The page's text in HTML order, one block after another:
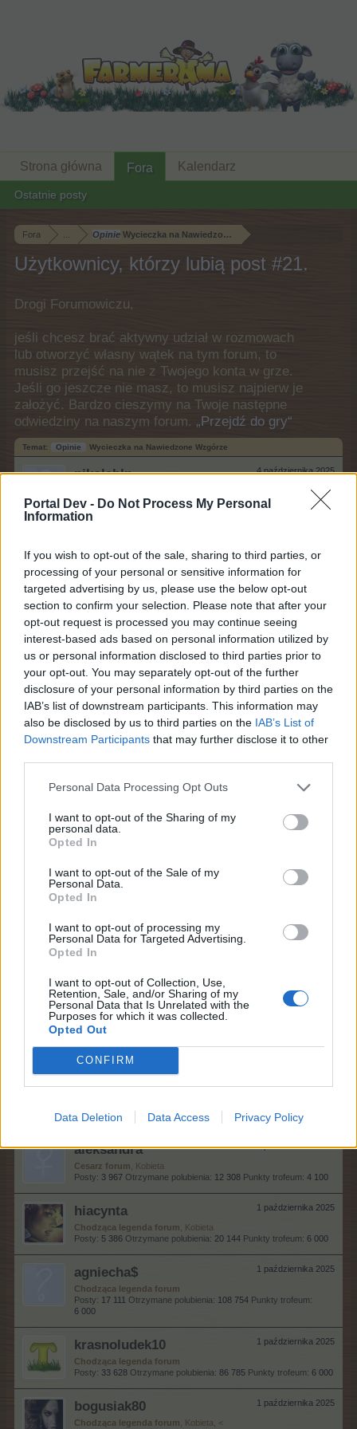
Portal Dev - Do Not Process My Personal
Information
If you wish to opt-out of the sale, sharing to third parties, or
processing of your personal or sensitive information for
targeted advertising by us, please use the below opt-out
section to confirm your selection. Please note that after your
opt-out request is processed you may continue seeing
interest-based ads based on personal information utilized by
us or personal information disclosed to third parties prior to
your opt-out. You may separately opt-out of the further
disclosure of your personal information by third parties on the
IAB’s list of downstream participants. This information may
also be disclosed by us to third parties on the IAB’s List of
Downstream Participants that may further disclose it to other
Personal Data Processing Opt Outs
I want to opt-out of the Sharing of my
personal data.
Opted In
I want to opt-out of the Sale of my
Personal Data.
Opted In
I want to opt-out of processing my
Personal Data for Targeted Advertising.
Opted In
I want to opt-out of Collection, Use,
Retention, Sale, and/or Sharing of my
Personal Data that Is Unrelated with the
Purposes for which it was collected.
Opted Out
CONFIRM
Data Deletion Data Access Privacy Policy
Fora Opinie Wycieczka na Nawiedzone Wzgórze
Użytkownicy, którzy lubią post #21.
Drogi Forumowiczu,
jeśli chcesz brać aktywny udział w rozmowach
lub otworzyć własny wątek na tym forum, to
musisz przejść na nie z Twojego konta w grze.
Jeśli go jeszcze nie masz, to musisz najpierw je
założyć. Bardzo cieszymy na Twoje następne
odwiedziny na naszym forum. „Przejdź do gry“
Temat: Opinie Wycieczka na Nawiedzone Wzgórze
4 października 2025
nikolabln
Posty: 11 061 Otrzymane polubienia: 39 651 Punkty trofeum: 6 000
Generał forum
1 746 Otrzymane polubienia: 11 759 Punkty trofeum: 1 750
3 października 2025
vannkama
Mieszkaniec forum
Posty:
248 Otrzymane polubienia: 1 192 Punkty trofeum: 250
2 października 2025
aveno
Czeladnik forum
Posty: 32 Otrzymane polubienia: 143 Punkty trofeum: 40
3mimoza7
Stary wyjadacz
Otrzymane polubienia:
abc2016
Kasiunia13
Posty: 756 Otrzymane polubienia: 10 162 Punkty trofeum: 850
MamiKar
Posty: 1 Otrzymane polubienia: 2 Punkty trofeum:
Moguł forum, Kobieta
Posty:
342 Otrzymane polubienia: 203 Punkty trofeum: 370
bogusiania
Posty: 1 097 Otrzymane polubienia:
1 października 2025
OLD_SNAKE
Posty: 12 Otrzymane polubienia: 52 Punkty trofeum: 40
1 października 2025
aleksandra
Cesarz forum , Kobieta
Posty: 3 967 Otrzymane polubienia: 12 308 Punkty trofeum: 4 100
1 października 2025
hiacynta
Chodząca legenda forum , Kobieta
Posty: 5 386 Otrzymane polubienia: 20 144 Punkty trofeum: 6 000
1 października 2025
agniecha$
Chodząca legenda forum
Posty: 17 111 Otrzymane polubienia: 108 754 Punkty trofeum:
6 000
1 października 2025
krasnoludek10
Chodząca legenda forum
Posty: 33 628 Otrzymane polubienia: 86 785 Punkty trofeum: 6 000
1 października 2025
bogusiak80
Chodząca legenda forum , Kobieta, <
Strona główna Fora
Ostatnie posty
Kalendarz